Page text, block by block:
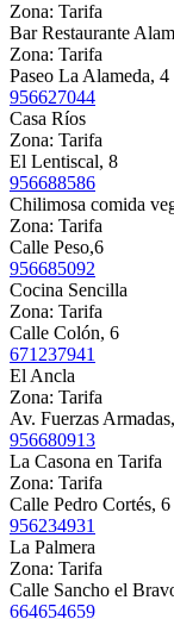
Zona: Tarifa
Bar Restaurante
Zona: Tarifa
Paseo La Alameda, 4
956627044
Casa Ríos
Zona: Tarifa
El Lentiscal, 8
956688586
Chilimosa comida
Zona: Tarifa
Calle Peso,6
956685092
Cocina Sencilla
Zona: Tarifa
Calle Colón, 6
671237941
El Ancla
Zona: Tarifa
Av. Fuerzas
956680913
La Casona en Tarifa
Zona: Tarifa
Calle Pedro Cortés, 6
956234931
La Palmera
Zona: Tarifa
Calle Sancho el
664654659